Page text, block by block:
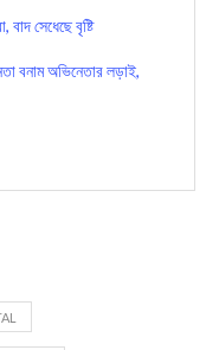
বাদ সেধেছে বৃষ্টি
বনাম অভিনেতার লড়াই,